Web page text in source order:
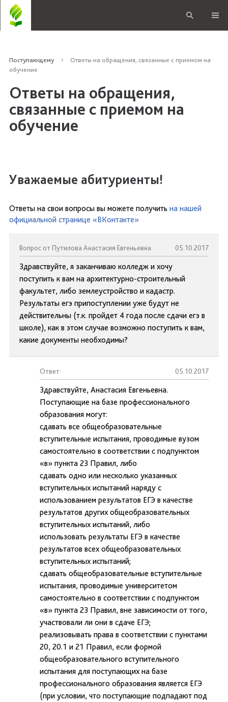
Поступающему
Ответы на обращения, связанные с приемом на
обучение
Ответы на обращения,
связанные с приемом на
обучение
Уважаемые абитуриенты!
Ответы на свои вопросы вы можете получить на нашей
официальной странице «ВКонтакте»
Вопрос от Путилова Анастасия Евгеньевна 05.10.2017
Здравствуйте, я заканчиваю колледж и хочу
поступить к вам на архитектурно-строительный
факультет, либо землеустройство и кадастр.
Результаты егэ припоступлении уже будут не
действительны (т.к. пройдет 4 года после сдачи егэ в
школе), как в этом случае возможно поступить к вам,
какие документы необходимы?
Ответ: 05.10.2017
Здравствуйте, Анастасия Евгеньевна.
Поступающие на базе профессионального
образования могут:
сдавать все общеобразовательные
вступительные испытания, проводимые вузом
самостоятельно в соответствии с подпунктом
«в» пункта 23 Правил, либо
сдавать одно или несколько указанных
вступительных испытаний наряду с
использованием результатов ЕГЭ в качестве
результатов других общеобразовательных
вступительных испытаний, либо
использовать результаты ЕГЭ в качестве
результатов всех общеобразовательных
вступительных испытаний;
сдавать общеобразовательные вступительные
испытания, проводимые университетом
самостоятельно в соответствии с подпунктом
«в» пункта 23 Правил, вне зависимости от того,
участвовали ли они в сдаче ЕГЭ;
реализовывать права в соответствии с пунктами
20, 20.1 и 21 Правил, если формой
общеобразовательного вступительного
испытания для поступающих на базе
профессионального образования является ЕГЭ
(при условии, что поступающие подпадают под